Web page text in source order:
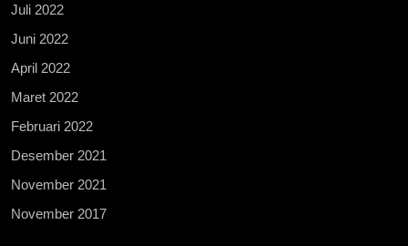
Juli 2022
Juni 2022
April 2022
Maret 2022
Februari 2022
Desember 2021
November 2021
November 2017